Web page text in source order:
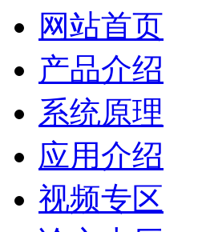
网站首页
产品介绍
系统原理
应用介绍
视频专区